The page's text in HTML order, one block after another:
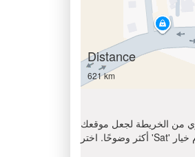
Distance
621 km
من الخريطة لجعل موقعك